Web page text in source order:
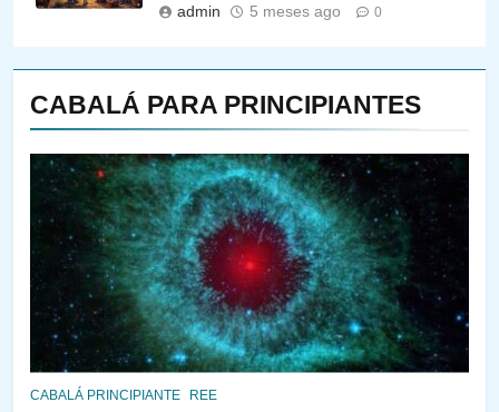
CABALÁ PARA PRINCIPIANTES
CABALÁ PRINCIPIANTE REE
¿QUIÉN ES SABIO? EL QUE
VE LO QUE VA A NACER
PENSAMIENTO JUDÍO PIRKEI AVOT
145
CABALÁ Y JASIDUT: EL
admin 5 meses ago 0